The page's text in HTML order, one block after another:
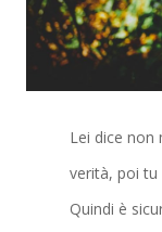
Lei dice non
verità, poi tu
Quindi è